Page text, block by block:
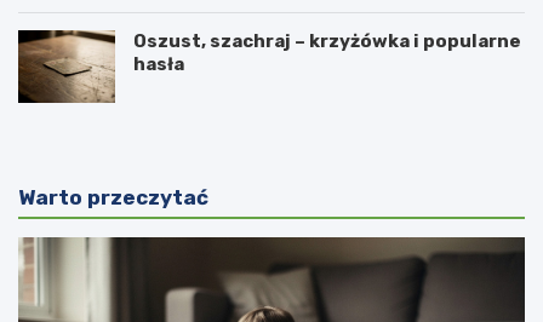
Oszust, szachraj – krzyżówka i popularne
hasła
Warto przeczytać